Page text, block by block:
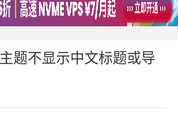
题不显示中文标题或导